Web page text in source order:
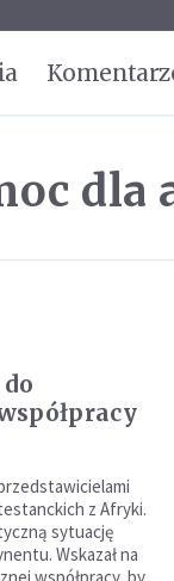
dla
z Afryki.
sytuację
Wskazał na